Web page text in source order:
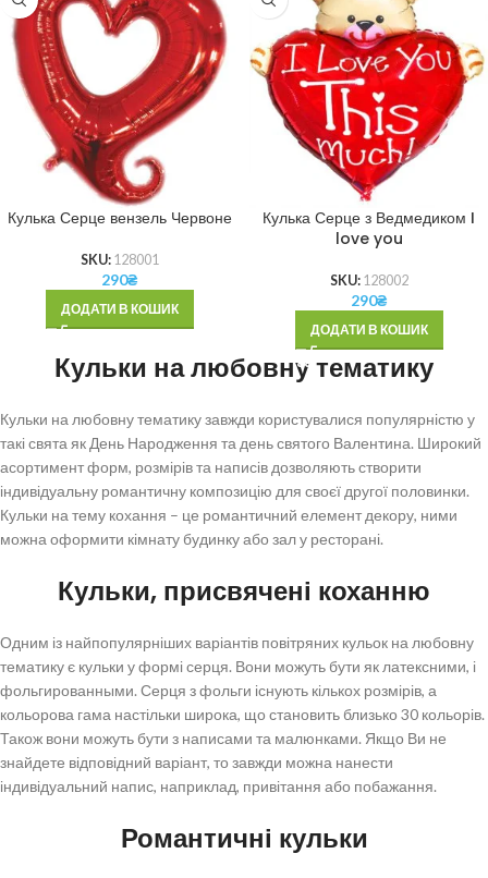
Кулька Серце вензель Червоне
SKU: 128001
290₴
ДОДАТИ В КОШИК
Кулька Серце з Ведмедиком I
love you
SKU: 128002
290₴
ДОДАТИ В КОШИК
Кульки на любовну тематику
Кульки на любовну тематику завжди користувалися популярністю у
такі свята як День Народження та день святого Валентина. Широкий
асортимент форм, розмірів та написів дозволяють створити
індивідуальну романтичну композицію для своєї другої половинки.
Кульки на тему кохання – це романтичний елемент декору, ними
можна оформити кімнату будинку або зал у ресторані.
Кульки, присвячені коханню
Одним із найпопулярніших варіантів повітряних кульок на любовну
тематику є кульки у формі серця. Вони можуть бути як латексними, і
фольгированными. Серця з фольги існують кількох розмірів, а
кольорова гама настільки широка, що становить близько 30 кольорів.
Також вони можуть бути з написами та малюнками. Якщо Ви не
знайдете відповідний варіант, то завжди можна нанести
індивідуальний напис, наприклад, привітання або побажання.
Романтичні кульки